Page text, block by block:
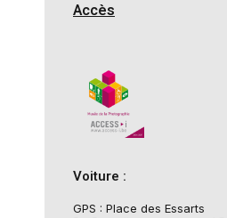
Accès
Voiture :
GPS : Place des Essarts